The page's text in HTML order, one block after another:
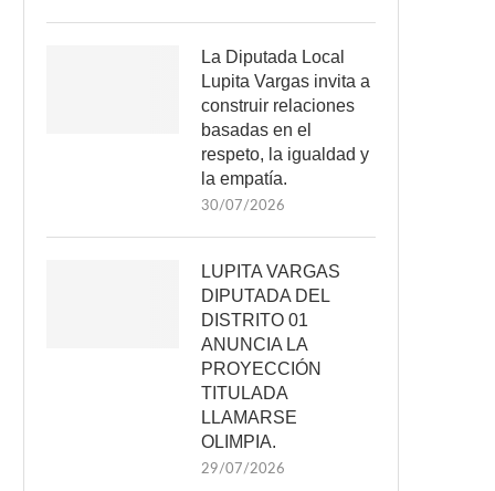
La Diputada Local
Lupita Vargas invita a
construir relaciones
basadas en el
respeto, la igualdad y
la empatía.
30/07/2026
LUPITA VARGAS
DIPUTADA DEL
DISTRITO 01
ANUNCIA LA
PROYECCIÓN
TITULADA
LLAMARSE
OLIMPIA.
29/07/2026